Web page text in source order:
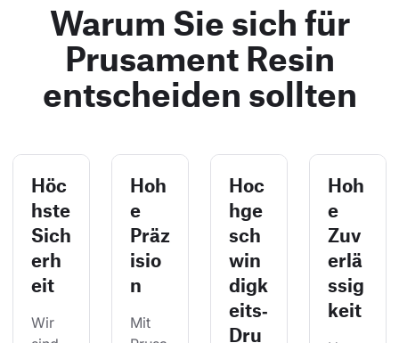
Warum Sie sich für
Prusament Resin
entscheiden sollten
Höc
hste
Sich
erh
eit
Wir
Hoh
e
Präz
isio
n
Mit
Hoc
hge
sch
win
digk
eits‑
Dru
Hoh
e
Zuv
erlä
ssig
keit